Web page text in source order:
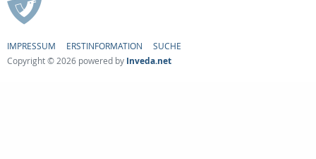
IMPRESSUM ERSTINFORMATION
SUCHE
Copyright © 2026 powered by Inveda.net